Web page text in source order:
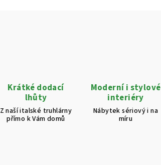
Krátké dodací
lhůty
Z naší italské truhlárny
přímo k Vám domů
Moderní i stylové
interiéry
Nábytek sériový i na
míru